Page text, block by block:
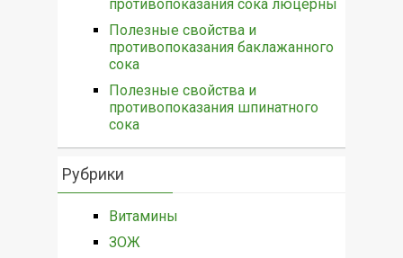
противопоказания сока люцерны
Полезные свойства и
противопоказания баклажанного
сока
Полезные свойства и
противопоказания шпинатного
сока
Рубрики
Витамины
ЗОЖ